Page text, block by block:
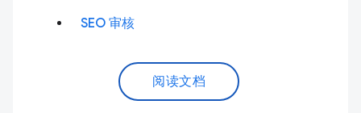
SEO 审核
阅读文档